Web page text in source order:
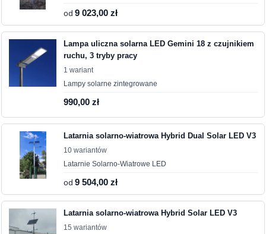
od9 023,00 zł
Lampa uliczna solarna LED Gemini 18 z czujnikiem
ruchu, 3 tryby pracy
1 wariant
Lampy solarne zintegrowane
990,00 zł
Latarnia solarno-wiatrowa Hybrid Dual Solar LED V3
10 wariantów
Latarnie Solarno-Wiatrowe LED
od9 504,00 zł
Latarnia solarno-wiatrowa Hybrid Solar LED V3
15 wariantów